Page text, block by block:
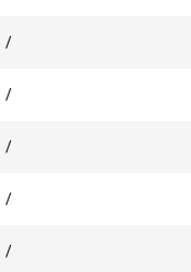
/
/
/
/
/